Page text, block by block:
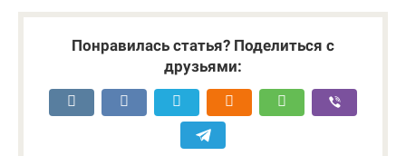
Понравилась статья? Поделиться с
друзьями: